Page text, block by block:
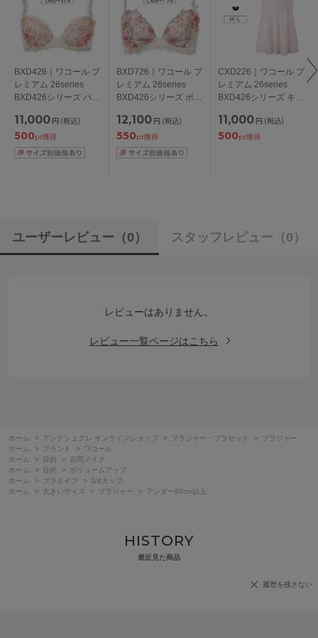
BXD426｜ワコール プ
レミアム 26series
BXD426シリーズ パー
ブラ ブラジャー単品
BCDEFGHIカップ ア
ンダー
65/70/75/80/85cm
11,000 円 (税込)
500pt獲得
BXD726｜ワコール プ
レミアム 26series
BXD426シリーズ ボリ
ラジャー単品 CDEFG
カップ アンダー
65/70/75cm
12,100 円 (税込)
550pt獲得
CXD226｜ワコール プ
レミアム 26series
BXD426シリーズ キャ
11,000 円 (税込)
500pt獲得
ユーザーレビュー （0） スタッフレビュー （0）
レビューはありません。
レビュー一覧ページはこちら
ホーム > アンテシュクレ オンラインショップ > ブラジャー・ブラセット >
ブラジャー
ホーム
> ブランド >
ワコール
ホーム
> 目的 >
谷間メイク
ホーム
> 目的 >
ボリュームアップ
ホーム
> ブラタイプ >
3/4カップ
ホーム
> 大きいサイズ > ブラジャー > アンダー80cm以上
HISTORY
最近見た商品
履歴を残さない